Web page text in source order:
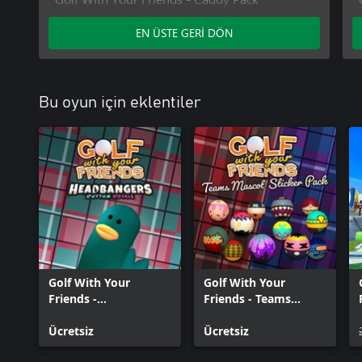
Golf With Your Friends - Bouncy Castle
EN ÜSTE GERİ DÖN
Bu oyun için eklentiler
Golf With Your
Friends -
Ücretsiz
Golf With Your
Friends - Teams
Ücretsiz